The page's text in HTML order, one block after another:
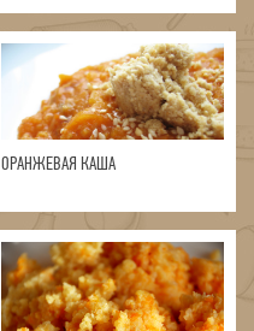
ОРАНЖЕВАЯ КАША